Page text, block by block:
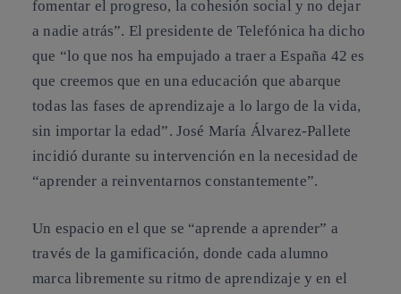
fomentar el progreso, la cohesión social y no dejar
a nadie atrás”. El presidente de Telefónica ha dicho
que “lo que nos ha empujado a traer a España 42 es
que creemos que en una educación que abarque
todas las fases de aprendizaje a lo largo de la vida,
sin importar la edad”. José María Álvarez-Pallete
incidió durante su intervención en la necesidad de
“aprender a reinventarnos constantemente”.
Un espacio en el que se “aprende a aprender” a
través de la gamificación, donde cada alumno
marca libremente su ritmo de aprendizaje y en el